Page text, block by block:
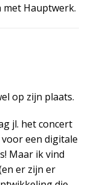
met Hauptwerk.
op zijn plaats.
jl. het concert
een digitale
Maar ik vind
er zijn er